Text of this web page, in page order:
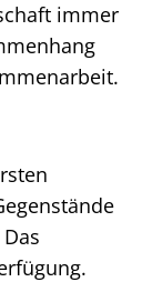
immer